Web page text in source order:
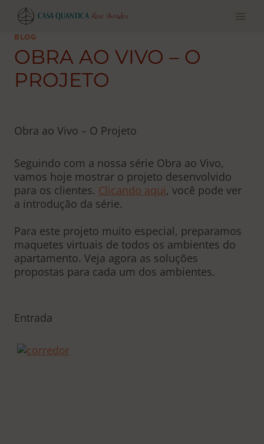
Pular
para
conteúdo
BLOG
OBRA AO VIVO – O
PROJETO
Obra ao Vivo – O Projeto
Seguindo com a nossa série Obra ao Vivo,
vamos hoje mostrar o projeto desenvolvido
para os clientes. Clicando aqui, você pode ver
a introdução da série.
Para este projeto muito especial, preparamos
maquetes virtuais de todos os ambientes do
apartamento. Veja agora as soluções
propostas para cada um dos ambientes.
Entrada